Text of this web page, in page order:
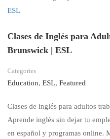
Clases de Inglés para
Brunswick | ESL
Categories
Education, ESL, Featured
Clases de inglés para adultos
Aprende inglés sin dejar tu
en español y programas online.